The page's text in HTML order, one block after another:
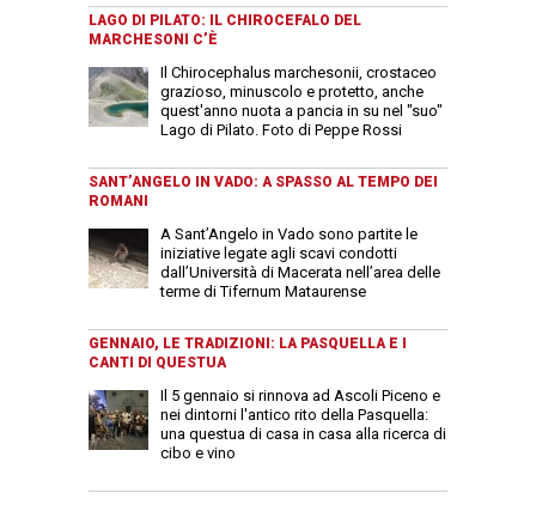
LAGO DI PILATO: IL CHIROCEFALO DEL
MARCHESONI C’È
Il Chirocephalus marchesonii, crostaceo
grazioso, minuscolo e protetto, anche
quest'anno nuota a pancia in su nel "suo"
Lago di Pilato. Foto di Peppe Rossi
SANT’ANGELO IN VADO: A SPASSO AL TEMPO DEI
ROMANI
A Sant’Angelo in Vado sono partite le
iniziative legate agli scavi condotti
dall’Università di Macerata nell’area delle
terme di Tifernum Mataurense
GENNAIO, LE TRADIZIONI: LA PASQUELLA E I
CANTI DI QUESTUA
Il 5 gennaio si rinnova ad Ascoli Piceno e
nei dintorni l'antico rito della Pasquella:
una questua di casa in casa alla ricerca di
cibo e vino